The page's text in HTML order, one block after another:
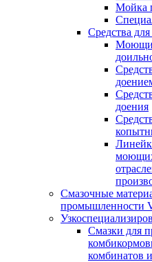
Мойка
Средства
доения
Смазочные
промышленности
Смазки для
комбинатов